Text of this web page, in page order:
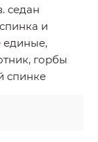
седан
и
единые,
горбы
спинке